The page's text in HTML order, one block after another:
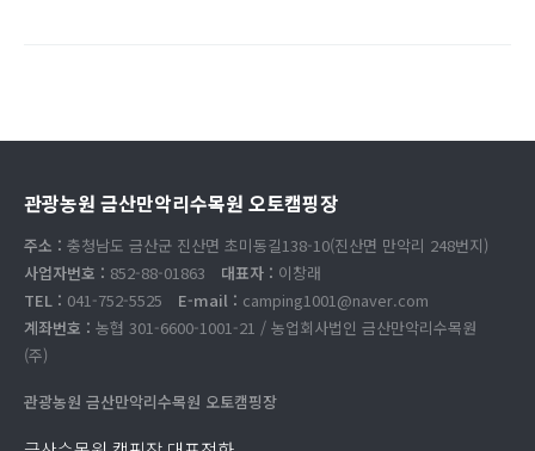
관광농원 금산만악리수목원 오토캠핑장
주소 : 충청남도 금산군 진산면 초미동길138-10(진산면 만악리 248번지)
사업자번호 : 852-88-01863 대표자 : 이창래
TEL : 041-752-5525 E-mail : camping1001@naver.com
계좌번호 : 농협 301-6600-1001-21 / 농업회사법인 금산만악리수목원
(주)
관광농원 금산만악리수목원 오토캠핑장